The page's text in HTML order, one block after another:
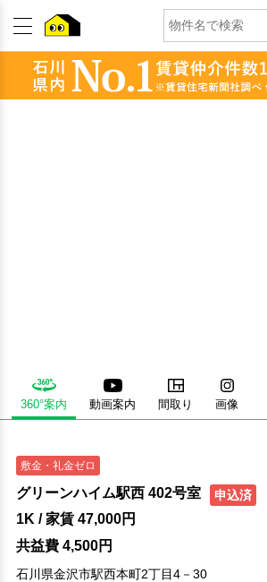
360°案内 動画案内 間取り 画像
敷金・礼金ゼロ
グリーンハイム駅西 402号室 申込済
1K / 家賃 47,000円
共益費 4,500円
石川県金沢市駅西本町2丁目4－30